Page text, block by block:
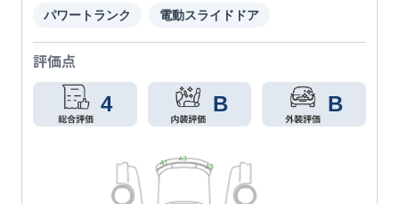
パワートランク 電動スライドドア
評価点
4 B B